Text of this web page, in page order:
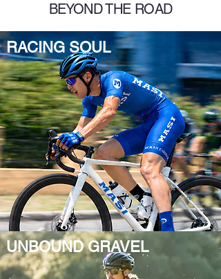
BEYOND THE ROAD
RACING SOUL
UNBOUND GRAVEL